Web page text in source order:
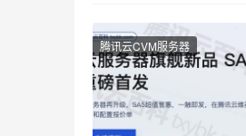
腾讯云CVM服务器